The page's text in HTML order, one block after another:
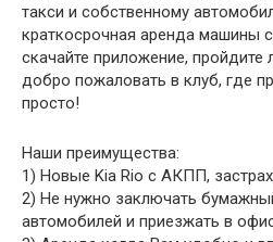
такси и собственному
краткосрочная аренда машины
скачайте приложение, пройдите
добро пожаловать в клуб, где
просто!
Наши преимущества:
1) Новые Kia Rio с АКПП,
2) Не нужно заключать
автомобилей и приезжать в